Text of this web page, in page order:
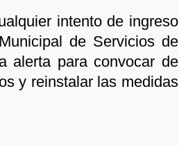
intento de ingreso
de Servicios de
alerta para convocar de
y reinstalar las medidas